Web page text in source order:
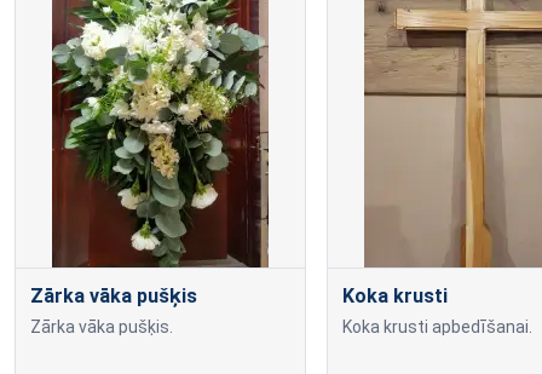
Zārka vāka pušķis
Zārka vāka pušķis.
Koka krusti
Koka krusti apbedīšanai.